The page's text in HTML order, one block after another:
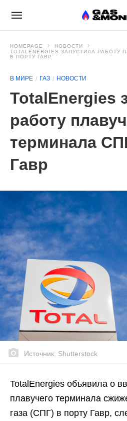
HOMEPAGE
НОВОСТИ
TOTALENERGIES ЗАПУСТИЛА
В ПОРТУ ГАВР
В МИРЕ ГАЗ НОВОСТИ
TotalEnergies
работу
терминала
Гавр
Источник: Shutterstock
TotalEnergies объявила о
плавучего терминала
газа (СПГ) в порту Гавр,